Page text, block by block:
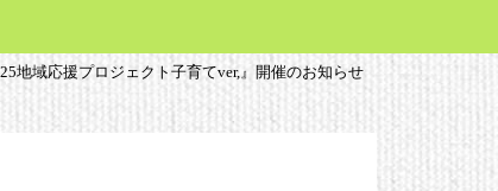
地域応援プロジェクト子育てver,』開催のお知らせ